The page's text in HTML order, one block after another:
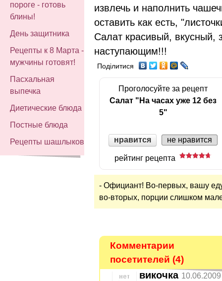
пороге - готовь
блины!
День защитника
Рецепты к 8 Марта -
мужчины готовят!
Пасхальная
выпечка
Диетические блюда
Постные блюда
Рецепты шашлыков
извлечь и наполнить
оставить как есть,
Салат красивый, вкусный,
наступающим!!!
Поділитися
Проголосуйте за рецепт
Салат "На часах уже 12 без
5"
нравится не нравится
рейтинг рецепта
- Официант! Во-первых, вашу
во-вторых, порции слишком
Комментарии
посетителей (4)
викочка